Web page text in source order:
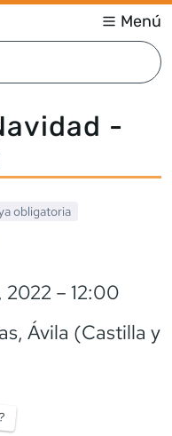
Menú
-
obligatoria
2022 – 12:00
, Ávila (Castilla y